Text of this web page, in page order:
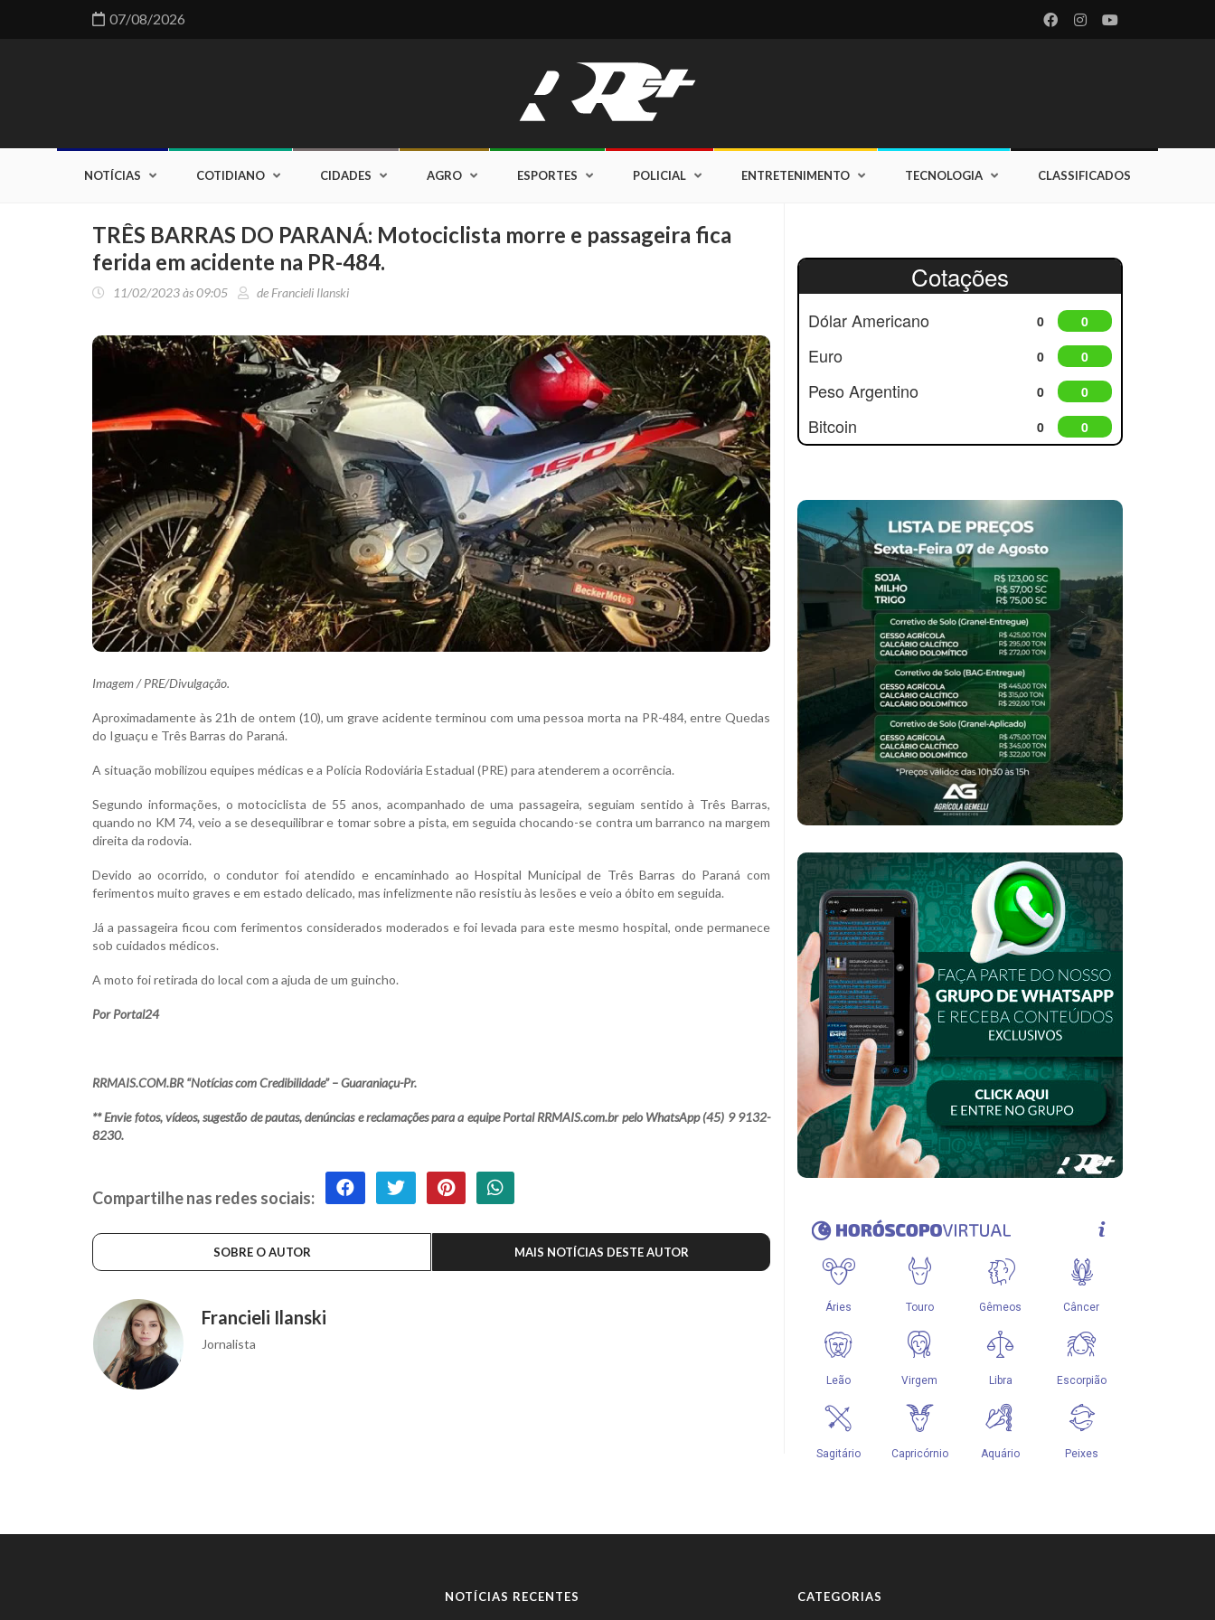
07/08/2026
NOTÍCIAS COTIDIANO CIDADES AGRO ESPORTES POLICIAL ENTRETENIMENTO TECNOLOGIA CLASSIFICADOS
TRÊS BARRAS DO PARANÁ: Motociclista morre e passageira fica
ferida em acidente na PR-484.
11/02/2023 às 09:05 de Francieli Ilanski
Imagem / PRE/Divulgação.
Aproximadamente às 21h de ontem (10), um grave acidente terminou com uma pessoa morta na PR-484, entre Quedas
do Iguaçu e Três Barras do Paraná.
A situação mobilizou equipes médicas e a Polícia Rodoviária Estadual (PRE) para atenderem a ocorrência.
Segundo informações, o motociclista de 55 anos, acompanhado de uma passageira, seguiam sentido à Três Barras,
quando no KM 74, veio a se desequilibrar e tomar sobre a pista, em seguida chocando-se contra um barranco na margem
direita da rodovia.
Devido ao ocorrido, o condutor foi atendido e encaminhado ao Hospital Municipal de Três Barras do Paraná com
ferimentos muito graves e em estado delicado, mas infelizmente não resistiu às lesões e veio a óbito em seguida.
Já a passageira ficou com ferimentos considerados moderados e foi levada para este mesmo hospital, onde permanece
sob cuidados médicos.
A moto foi retirada do local com a ajuda de um guincho.
Por Portal24
RRMAIS.COM.BR “Notícias com Credibilidade” – Guaraniaçu-Pr.
** Envie fotos, vídeos, sugestão de pautas, denúncias e reclamações para a equipe Portal RRMAIS.com.br pelo WhatsApp (45) 9 9132-
8230.
Compartilhe nas redes sociais:
SOBRE O AUTOR MAIS NOTÍCIAS DESTE AUTOR
Francieli Ilanski
Jornalista
Cotações
Dólar Americano 0 0
Euro 0 0
Peso Argentino 0 0
Bitcoin 0 0
NOTÍCIAS RECENTES CATEGORIAS